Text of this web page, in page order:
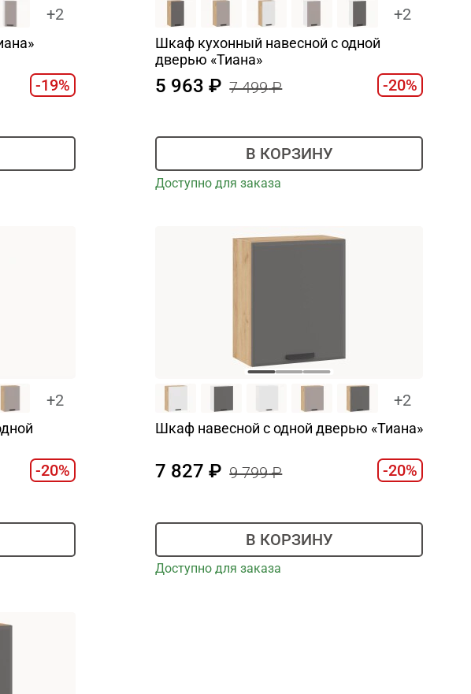
+2
-19%
+2
Шкаф кухонный навесной с одной
дверью «Тиана»
5 963 7 499 -20%
В КОРЗИНУ
Доступно для заказа
+2
-20%
+2
Шкаф навесной c одной дверью «Тиана»
7 827 9 799 -20%
В КОРЗИНУ
Доступно для заказа